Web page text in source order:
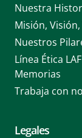
Nuestra
Misión,
Nuestros
Línea Ética
Memorias
Trabaja con
Legales